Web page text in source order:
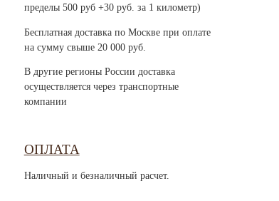
пределы 500 руб +30 руб. за 1 километр)
Бесплатная доставка по Москве при оплате
на сумму свыше 20 000 руб.
В другие регионы России доставка
осуществляется через транспортные
компании
ОПЛАТА
Наличный и безналичный расчет.